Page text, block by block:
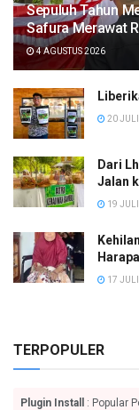
Sepuluh Tahun
Safura Merawat
4 AGUSTUS 2026
20
Dari
Jalan
19
17
TERPOPULER
Plugin Install
: Popular